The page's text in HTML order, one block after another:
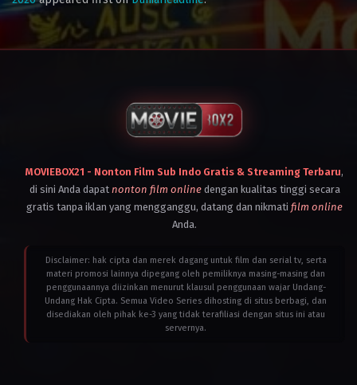
MOVIEBOX21 - Nonton Film Sub Indo Gratis & Streaming Terbaru,
di sini Anda dapat nonton film onlinedengan kualitas tinggi secara
gratis tanpa iklan yang mengganggu, datang dan nikmati film online
Anda.
Disclaimer: hak cipta dan merek dagang untuk film dan serial tv, serta
materi promosi lainnya dipegang oleh pemiliknya masing-masing dan
penggunaannya diizinkan menurut klausul penggunaan wajar Undang-
Undang Hak Cipta. Semua Video Series dihosting di situs berbagi, dan
disediakan oleh pihak ke-3 yang tidak terafiliasi dengan situs ini atau
servernya.